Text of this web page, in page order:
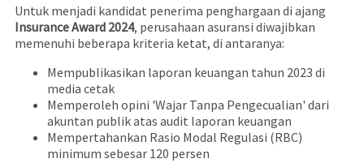
Untuk menjadi kandidat penerima penghargaan di ajang
Insurance Award 2024, perusahaan asuransi diwajibkan
memenuhi beberapa kriteria ketat, di antaranya:
Mempublikasikan laporan keuangan tahun 2023 di
media cetak
Memperoleh opini 'Wajar Tanpa Pengecualian' dari
akuntan publik atas audit laporan keuangan
Mempertahankan Rasio Modal Regulasi (RBC)
minimum sebesar 120 persen